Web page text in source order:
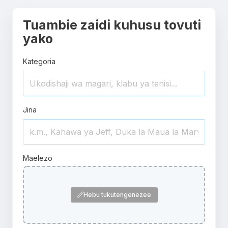
Tuambie zaidi kuhusu tovuti
yako
Kategoria
Jina
Maelezo
Hebu tukutengenezee